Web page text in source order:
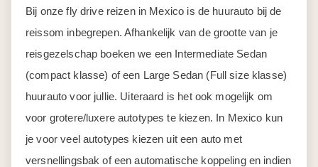
Bij onze fly drive reizen in Mexico is de huurauto bij de
reissom inbegrepen. Afhankelijk van de grootte van je
reisgezelschap boeken we een Intermediate Sedan
(compact klasse) of een Large Sedan (Full size klasse)
huurauto voor jullie. Uiteraard is het ook mogelijk om
voor grotere/luxere autotypes te kiezen. In Mexico kun
je voor veel autotypes kiezen uit een auto met
versnellingsbak of een automatische koppeling en indien